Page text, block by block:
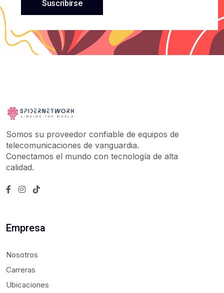
Suscribirse
Somos su proveedor confiable de equipos de
telecomunicaciones de vanguardia.
Conectamos el mundo con tecnología de alta
calidad.
Empresa
Nosotros
Carreras
Ubicaciones